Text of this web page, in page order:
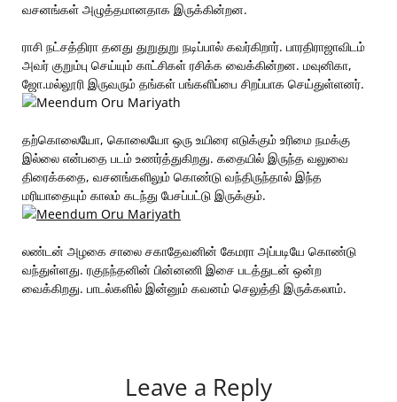
வசனங்கள் அழுத்தமானதாக இருக்கின்றன.
ராசி நட்சத்திரா தனது துறுதுறு நடிப்பால் கவர்கிறார். பாரதிராஜாவிடம்
அவர் குறும்பு செய்யும் காட்சிகள் ரசிக்க வைக்கின்றன. மவுனிகா,
ஜோ.மல்லூரி இருவரும் தங்கள் பங்களிப்பை சிறப்பாக செய்துள்ளனர்.
தற்கொலையோ, கொலையோ ஒரு உயிரை எடுக்கும் உரிமை நமக்கு
இல்லை என்பதை படம் உணர்த்துகிறது. கதையில் இருந்த வலுவை
திரைக்கதை, வசனங்களிலும் கொண்டு வந்திருந்தால் இந்த
மரியாதையும் காலம் கடந்து பேசப்பட்டு இருக்கும்.
லண்டன் அழகை சாலை சகாதேவனின் கேமரா அப்படியே கொண்டு
வந்துள்ளது. ரகுநந்தனின் பின்னணி இசை படத்துடன் ஒன்ற
வைக்கிறது. பாடல்களில் இன்னும் கவனம் செலுத்தி இருக்கலாம்.
Leave a Reply